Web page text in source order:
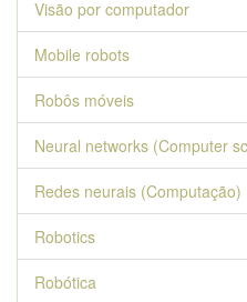
Visão por computador
Mobile robots
Robôs móveis
Neural networks (Computer
Redes neurais (Computação)
Robotics
Robótica